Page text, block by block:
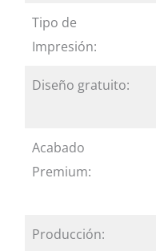
Tipo de
Impresión:
Diseño gratuito:
Acabado
Premium:
Producción: